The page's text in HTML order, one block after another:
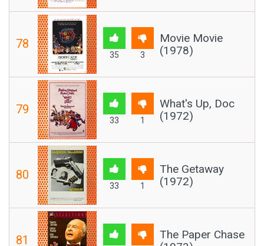
78
35 3
Movie Movie
(1978)
79
33 1
What's Up, Doc
(1972)
80
33 1
The Getaway
(1972)
81
The Paper Chase